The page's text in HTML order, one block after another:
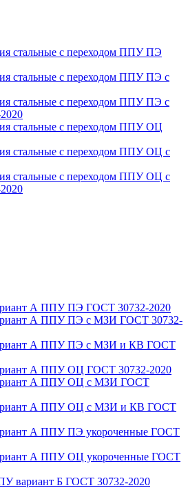
стальные с переходом ППУ ПЭ
стальные с переходом ППУ ПЭ с
стальные с переходом ППУ ПЭ с
стальные с переходом ППУ ОЦ
стальные с переходом ППУ ОЦ с
стальные с переходом ППУ ОЦ с
А ППУ ПЭ ГОСТ 30732-2020
А ППУ ПЭ с МЗИ ГОСТ 30732-
А ППУ ПЭ с МЗИ и КВ ГОСТ
А ППУ ОЦ ГОСТ 30732-2020
А ППУ ОЦ с МЗИ ГОСТ
А ППУ ОЦ с МЗИ и КВ ГОСТ
А ППУ ПЭ укороченные ГОСТ
А ППУ ОЦ укороченные ГОСТ
вариант Б ГОСТ 30732-2020